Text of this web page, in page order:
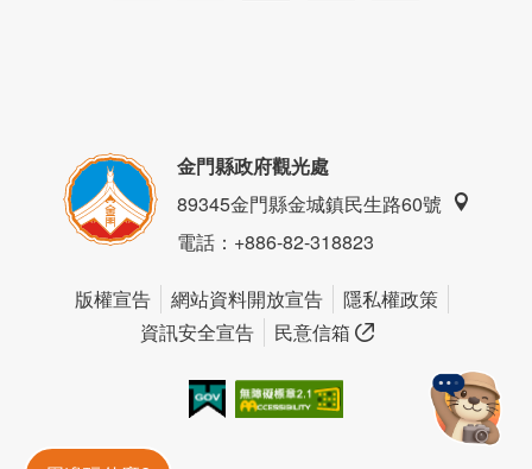
金門縣政府觀光處
89345金門縣金城鎮民生路60號
電話：+886-82-318823
版權宣告 網站資料開放宣告
隱私權政策
資訊安全宣告
民意信箱